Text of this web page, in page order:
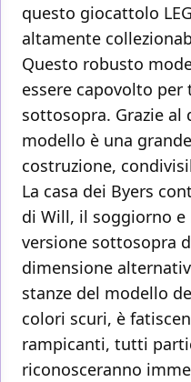
questo giocattolo
altamente
Questo robusto
essere capovolto
sottosopra. Grazie
modello è una
costruzione,
La casa dei Byers
di Will, il soggiorno e
versione sottosopra
dimensione
stanze del modello
colori scuri, è
rampicanti, tutti
riconosceranno